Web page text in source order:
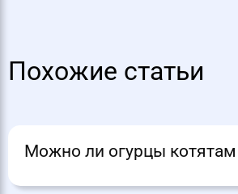
Похожие статьи
Можно ли огурцы котятам